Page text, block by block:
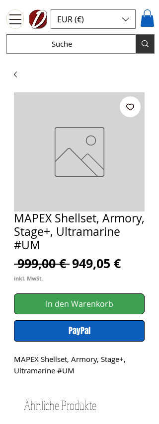
EUR (€)
MAPEX Shellset, Armory,
Stage+, Ultramarine
#UM
999,00 € Standardpreis
949,05 €Sale-
inkl. MwSt.
In den Warenkorb
PayPal
MAPEX Shellset, Armory, Stage+,
Ultramarine #UM
Ähnliche Produkte